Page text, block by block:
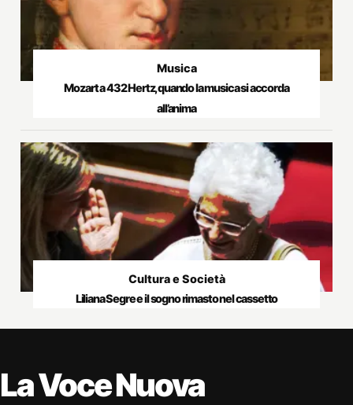
Musica
Mozart a 432 Hertz, quando la musica si accorda
all’anima
Cultura e Società
Liliana Segre e il sogno rimasto nel cassetto
La Voce Nuova